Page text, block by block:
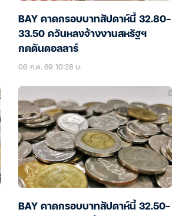
BAY คาดกรอบบาทสัปดาห์นี้ 32.80-
33.50 ควันหลงจ้างงานสหรัฐฯ
กดดันดอลลาร์
06 ก.ค. 69 10:28 น.
BAY คาดกรอบบาทสัปดาห์นี้ 32.50-